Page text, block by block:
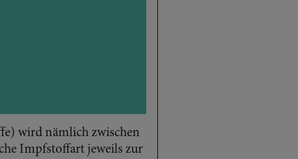
wird nämlich zwischen
Impfstoffart jeweils zur